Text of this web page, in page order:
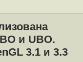
и UBO.
3.1 и 3.3